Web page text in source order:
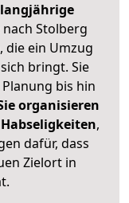
langjährige
Stolberg
die ein Umzug
bringt. Sie
bis hin
organisieren
,
dafür, dass
Zielort in